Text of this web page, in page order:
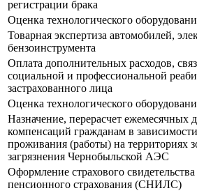
регистрации брака
Оценка технологического
Товарная экспертиза автомобилей,
бензоинструмента
Оплата дополнительных расходов,
социальной и профессиональной
застрахованного лица
Оценка технологического
Назначение, перерасчет ежемесячных
компенсаций гражданам в
проживания (работы) на территориях
загрязнения Чернобыльской АЭС
Оформление страхового свидетельства
пенсионного страхования (СНИЛС)